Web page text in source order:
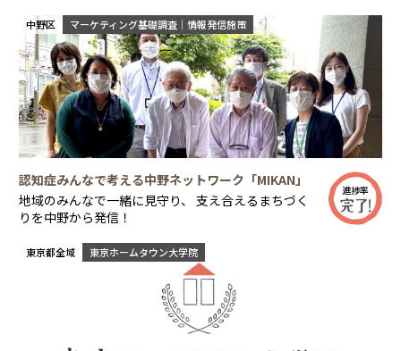
中野区 マーケティング基礎調査｜情報発信施策
認知症みんなで考える中野ネットワーク「MIKAN」
地域のみんなで一緒に見守り、 支え合えるまちづく
りを中野から発信！
進捗率
東京都全域 東京ホームタウン大学院